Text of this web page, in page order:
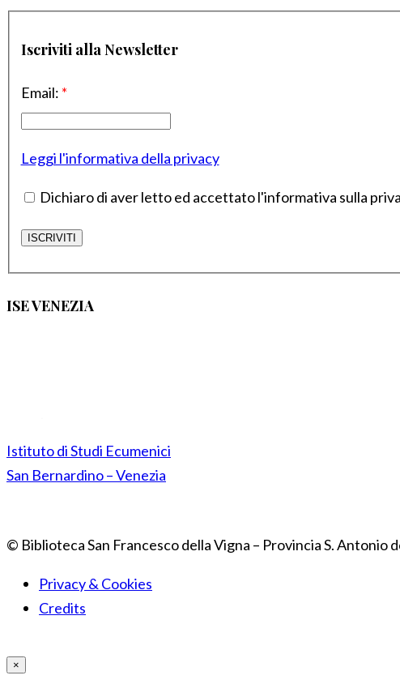
Iscriviti alla Newsletter
Email: *
Leggi l'informativa della privacy
Dichiaro di aver letto ed accettato l'informativa sulla
ISE VENEZIA
Istituto di Studi Ecumenici
San Bernardino – Venezia
© Biblioteca San Francesco della Vigna – Provincia S. Antonio
Privacy & Cookies
Credits
×